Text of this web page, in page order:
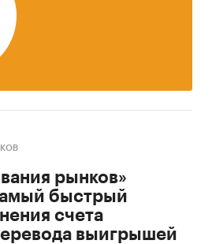
рынков»
быстрый
счета
выигрышей